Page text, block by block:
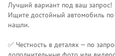
Лучший вариант под ваш запрос!
Ищите достойный автомобиль
нашли.
✅ Честность в деталях — по